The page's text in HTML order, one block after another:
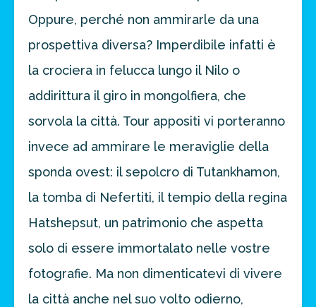
Oppure, perché non ammirarle da una
prospettiva diversa? Imperdibile infatti è
la crociera in felucca lungo il Nilo o
addirittura il giro in mongolfiera, che
sorvola la città. Tour appositi vi porteranno
invece ad ammirare le meraviglie della
sponda ovest: il sepolcro di Tutankhamon,
la tomba di Nefertiti, il tempio della regina
Hatshepsut, un patrimonio che aspetta
solo di essere immortalato nelle vostre
fotografie. Ma non dimenticatevi di vivere
la città anche nel suo volto odierno,